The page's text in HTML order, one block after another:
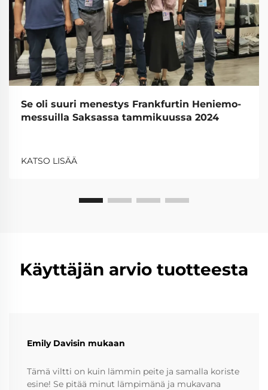
Se oli suuri menestys Frankfurtin Heniemo-
messuilla Saksassa tammikuussa 2024
KATSO LISÄÄ
Käyttäjän arvio tuotteesta
Emily Davisin mukaan
Tämä viltti on kuin lämmin peite ja samalla koriste
esine! Se pitää minut lämpimänä ja mukavana